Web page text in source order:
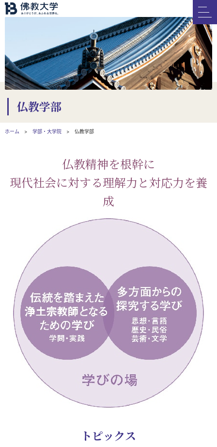
仏教学部
ホーム 学部・大学院 仏教学部
仏教精神を根幹に
現代社会に対する理解力と対応力を養
成
トピックス